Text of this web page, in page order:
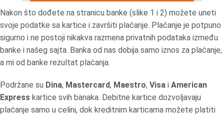
Nakon što dođete na stranicu banke (slike 1 i 2) možete uneti
svoje podatke sa kartice i završiti plaćanje. Plaćanje je potpuno
sigurno i ne postoji nikakva razmena privatnih podataka između
banke i našeg sajta. Banka od nas dobija samo iznos za plaćanje,
a mi od banke rezultat plaćanja.
Podržane su Dina, Mastercard, Maestro, Visa i American
Express kartice svih banaka. Debitne kartice dozvoljavaju
plaćanje samo u celini, dok kreditnim karticama možete platiti